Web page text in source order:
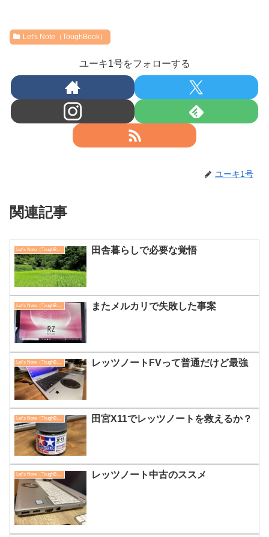
Let's Note（ToughBook）
ユーキ1号をフォローする
ユーキ1号
関連記事
田舎暮らしで必要な覚悟
Let's Note（ToughBook） またメルカリで失敗した事案
レッツノートFVって普通だけど最強
Let's Note（ToughBook） 田宮X11でレッツノートを救えるか？
Let's Note（ToughBook） レッツノート中古のススメ